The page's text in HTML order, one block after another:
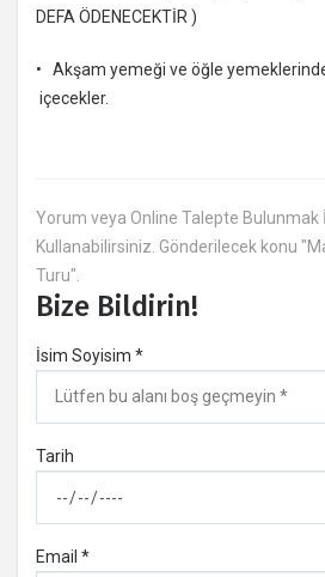
DEFA ÖDENECEKTİR )
• Akşam yemeği ve öğle
içecekler.
Yorum veya Online Talepte Bulunmak
Kullanabilirsiniz. Gönderilecek konu
Turu".
Bize Bildirin!
İsim Soyisim *
Tarih
Email *